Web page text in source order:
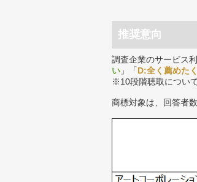
推奨意向
調査企業のサービス
い 」「D:全く薦めた
※10段階聴取につい
商標対象は、回答者